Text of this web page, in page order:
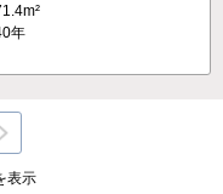
年
表示